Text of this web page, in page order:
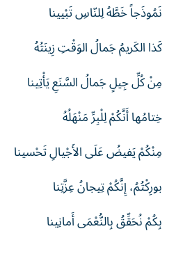
نَمُوذَجاً خَطَّهُ لِلنّاسِ تَبْيينا
كَذا الكَريمُ جَمالُ الوَقْتِ زِينَتُهُ
مِنْ كُلِّ جِيلٍ جَمالُ السَّنَعِ يَأْتِينا
خِتامُها أَنَّكُمْ لِلْبِرِّ مَنْهَلُهُ
مِنْكُمْ يَفيضُ عَلَى الأَجْيالِ تَحْسينا
بورِكْتُمُ، إِنَّكُمْ تِيجانُ عِزَّتِنا
بِكُمْ نُحَقِّقُ بِالنُّعْمَى أَمانِينا